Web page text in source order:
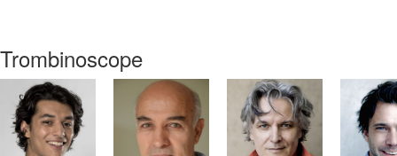
Trombinoscope